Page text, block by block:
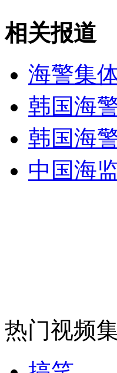
无痛分娩是否安全 医
外交部：反对强权政
外交部：有关国家言
相关报道
海警集
韩国海
韩国海
中国海
热门视频